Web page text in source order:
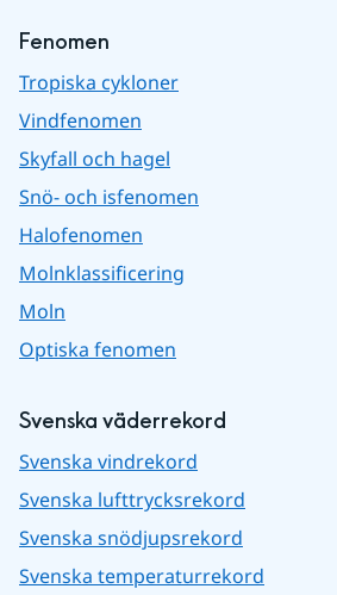
Fenomen
Tropiska cykloner
Vindfenomen
Skyfall och hagel
Snö- och isfenomen
Halofenomen
Molnklassificering
Moln
Optiska fenomen
Svenska väderrekord
Svenska vindrekord
Svenska lufttrycksrekord
Svenska snödjupsrekord
Svenska temperaturrekord